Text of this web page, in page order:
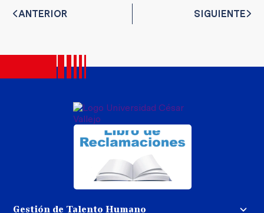
ANTERIOR SIGUIENTE
Gestión de Talento Humano